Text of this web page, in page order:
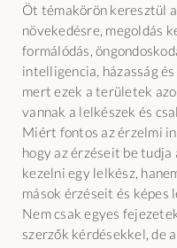
Öt témakörön keresztül
növekedésre, megoldás
formálódás,
intelligencia, házasság
mert ezek a területek
vannak a lelkészek és
Miért fontos az érzelmi
hogy az érzéseit be
kezelni egy lelkész,
mások érzéseit és képes
Nem csak egyes
szerzők kérdésekkel, de